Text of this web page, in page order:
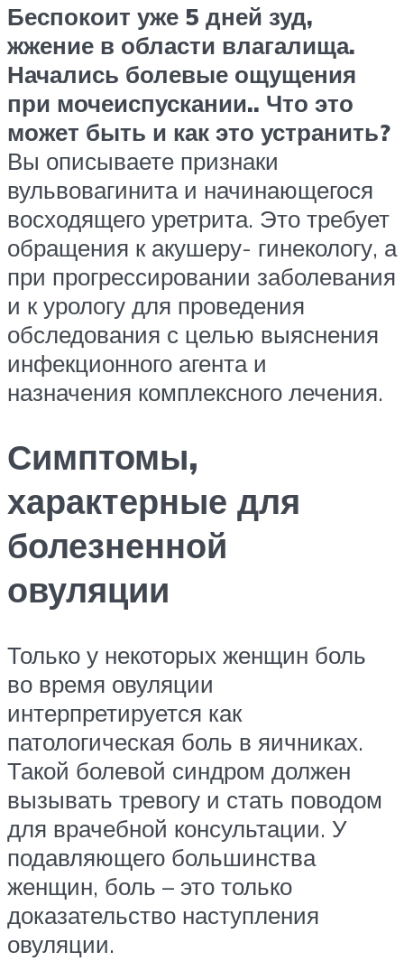
Беспокоит уже 5 дней зуд,
жжение в области влагалища.
Начались болевые ощущения
при мочеиспускании.. Что это
может быть и как это устранить?
Вы описываете признаки
вульвовагинита и начинающегося
восходящего уретрита. Это требует
обращения к акушеру- гинекологу, а
при прогрессировании заболевания
и к урологу для проведения
обследования с целью выяснения
инфекционного агента и
назначения комплексного лечения.
Симптомы,
характерные для
болезненной
овуляции
Только у некоторых женщин боль
во время овуляции
интерпретируется как
патологическая боль в яичниках.
Такой болевой синдром должен
вызывать тревогу и стать поводом
для врачебной консультации. У
подавляющего большинства
женщин, боль – это только
доказательство наступления
овуляции.